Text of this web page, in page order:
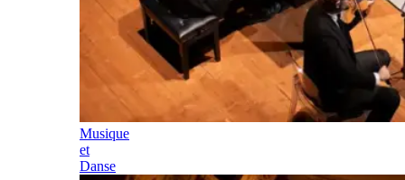
Musique
et
Danse